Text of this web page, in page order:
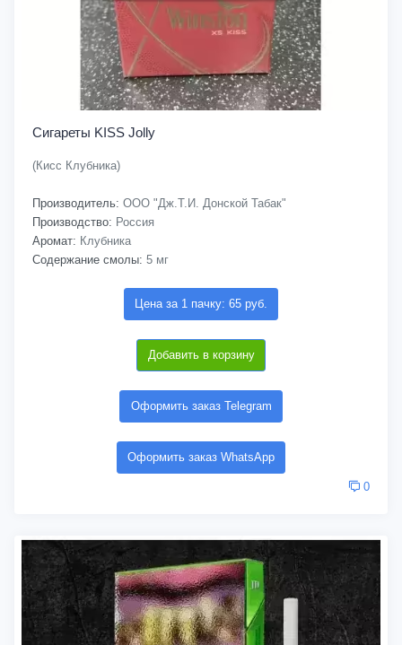
Сигареты KISS Jolly
(Кисс Клубника)
Производитель: ООО "Дж.Т.И. Донской Табак"
Производство: Россия
Аромат: Клубника
Содержание смолы: 5 мг
Цена за 1 пачку: 65 руб.
Добавить в корзину
Оформить заказ Telegram
Оформить заказ WhatsApp
0